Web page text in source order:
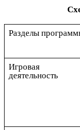
Разделы
Игровая
деятельность